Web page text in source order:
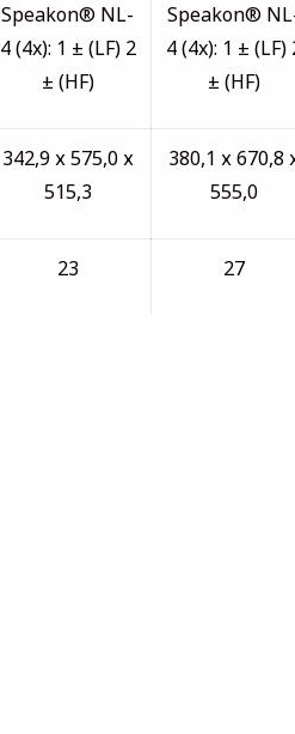
Speakon® NL-
4 (4x): 1 ± (LF) 2
± (HF)
Speakon®
4 (4x): 1 ± (LF)
± (HF)
342,9 х 575,0 х
515,3
380,1 х 670,8
555,0
23 27